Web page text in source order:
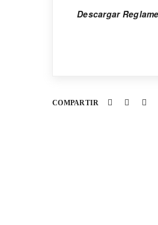
Descargar
COMPARTIR